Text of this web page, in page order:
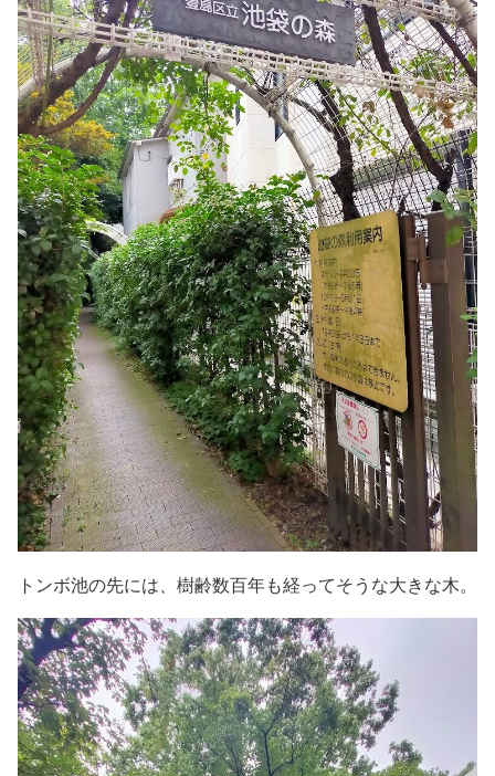
トンボ池の先には、樹齢数百年も経ってそうな大きな木。